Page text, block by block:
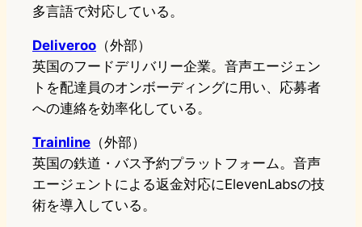
多言語で対応している。
Deliveroo （外部）
英国のフードデリバリー企業。音声エージェン
トを配達員のオンボーディングに用い、応募者
への連絡を効率化している。
Trainline （外部）
英国の鉄道・バス予約プラットフォーム。音声
エージェントによる返金対応にElevenLabsの技
術を導入している。